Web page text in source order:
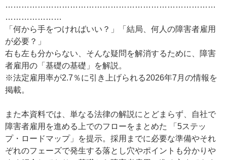
……………………………………………………………………
…………………
「何から手をつければいい？」「結局、何人の障害者雇用
が必要？」
右も左も分からない、そんな疑問を解消するために、障害
者雇用の「基礎の基礎」を解説。
※法定雇用率が2.7％に引き上げられる2026年7月の情報を
掲載。
また本資料では、単なる法律の解説にとどまらず、自社で
障害者雇用を進める上でのフローをまとめた 「5ステッ
プ・ロードマップ」を提示。採用までに必要な準備やそれ
ぞれのフェーズで発生する落とし穴やポイントも分かりや